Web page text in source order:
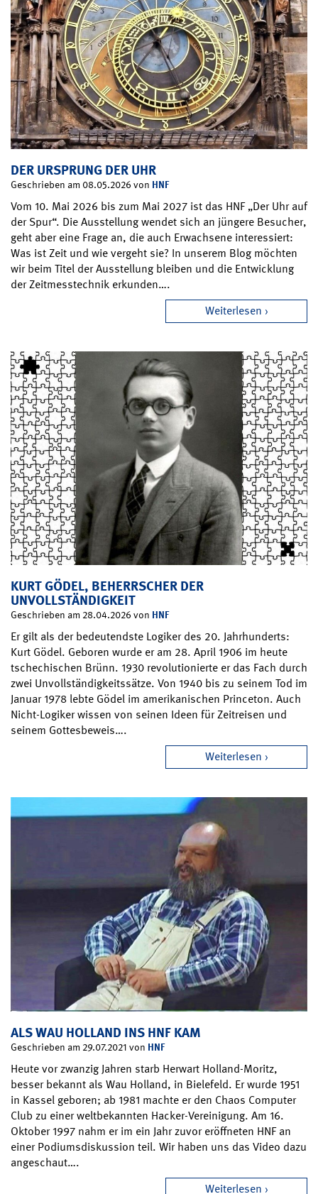
DER URSPRUNG DER UHR
Geschrieben am 08.05.2026 von HNF
Vom 10. Mai 2026 bis zum Mai 2027 ist das HNF „Der Uhr auf
der Spur“. Die Ausstellung wendet sich an jüngere Besucher,
geht aber eine Frage an, die auch Erwachsene interessiert:
Was ist Zeit und wie vergeht sie? In unserem Blog möchten
wir beim Titel der Ausstellung bleiben und die Entwicklung
der Zeitmesstechnik erkunden….
Weiterlesen
KURT GÖDEL, BEHERRSCHER DER
UNVOLLSTÄNDIGKEIT
Geschrieben am 28.04.2026 von HNF
Er gilt als der bedeutendste Logiker des 20. Jahrhunderts:
Kurt Gödel. Geboren wurde er am 28. April 1906 im heute
tschechischen Brünn. 1930 revolutionierte er das Fach durch
zwei Unvollständigkeitssätze. Von 1940 bis zu seinem Tod im
Januar 1978 lebte Gödel im amerikanischen Princeton. Auch
Nicht-Logiker wissen von seinen Ideen für Zeitreisen und
seinem Gottesbeweis….
Weiterlesen
ALS WAU HOLLAND INS HNF KAM
Geschrieben am 29.07.2021 von HNF
Heute vor zwanzig Jahren starb Herwart Holland-Moritz,
besser bekannt als Wau Holland, in Bielefeld. Er wurde 1951
in Kassel geboren; ab 1981 machte er den Chaos Computer
Club zu einer weltbekannten Hacker-Vereinigung. Am 16.
Oktober 1997 nahm er im ein Jahr zuvor eröffneten HNF an
einer Podiumsdiskussion teil. Wir haben uns das Video dazu
angeschaut….
Weiterlesen